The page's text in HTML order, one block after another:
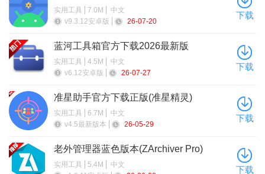
实用工具 7.0M
中文
v9.3.12安卓版
26-07-20
下载
蓝河工具箱官方下载2026最新版
实用工具 4.5M
中文
v6.12安卓版
26-07-27
下载
准星助手官方下载正版(准星精灵)
实用工具 6.7M
中文
v4.5最新版本
26-05-29
下载
老外管理器蓝色版本(ZArchiver Pro)
实用工具 5.4M
中文
下载